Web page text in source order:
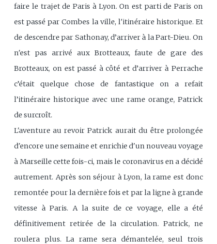
faire le trajet de Paris à Lyon. On est parti de Paris on
est passé par Combes la ville, l'itinéraire historique. Et
de descendre par Sathonay, d’arriver à la Part-Dieu. On
n'est pas arrivé aux Brotteaux, faute de gare des
Brotteaux, on est passé à côté et d’arriver à Perrache
c’était quelque chose de fantastique on a refait
l’itinéraire historique avec une rame orange, Patrick
de surcroît.
L'aventure au revoir Patrick aurait du être prolongée
d'encore une semaine et enrichie d'un nouveau voyage
à Marseille cette fois-ci, mais le coronavirus en a décidé
autrement. Après son séjour à Lyon, la rame est donc
remontée pour la dernière fois et par la ligne à grande
vitesse à Paris. A la suite de ce voyage, elle a été
définitivement retirée de la circulation. Patrick, ne
roulera plus. La rame sera démantelée, seul trois